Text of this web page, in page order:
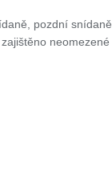
pozdní snídaně,
neomezené